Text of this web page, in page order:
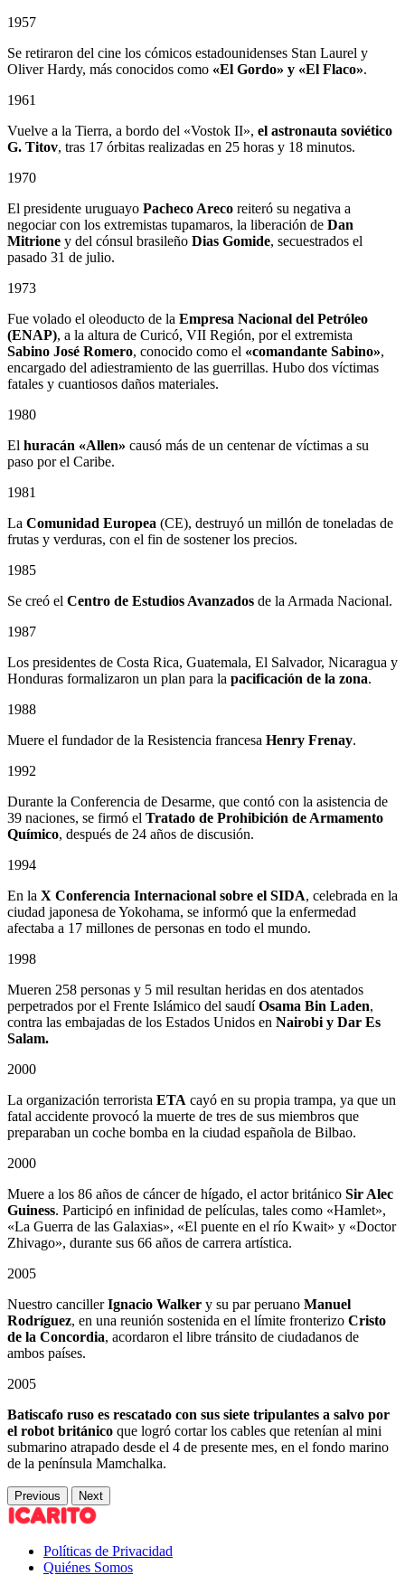
1957
Se retiraron del cine los cómicos estadounidenses Stan Laurel y
Oliver Hardy, más conocidos como «El Gordo» y «El Flaco».
1961
Vuelve a la Tierra, a bordo del «Vostok II», el astronauta soviético
G. Titov, tras 17 órbitas realizadas en 25 horas y 18 minutos.
1970
El presidente uruguayo Pacheco Areco reiteró su negativa a
negociar con los extremistas tupamaros, la liberación de Dan
Mitrione y del cónsul brasileño Dias Gomide, secuestrados el
pasado 31 de julio.
1973
Fue volado el oleoducto de la Empresa Nacional del Petróleo
(ENAP), a la altura de Curicó, VII Región, por el extremista
Sabino José Romero, conocido como el «comandante Sabino»,
encargado del adiestramiento de las guerrillas. Hubo dos víctimas
fatales y cuantiosos daños materiales.
1980
El huracán «Allen» causó más de un centenar de víctimas a su
paso por el Caribe.
1981
La Comunidad Europea (CE), destruyó un millón de toneladas de
frutas y verduras, con el fin de sostener los precios.
1985
Se creó el Centro de Estudios Avanzados de la Armada Nacional.
1987
Los presidentes de Costa Rica, Guatemala, El Salvador, Nicaragua y
Honduras formalizaron un plan para la pacificación de la zona.
1988
Muere el fundador de la Resistencia francesa Henry Frenay.
1992
Durante la Conferencia de Desarme, que contó con la asistencia de
39 naciones, se firmó el Tratado de Prohibición de Armamento
Químico, después de 24 años de discusión.
1994
En la X Conferencia Internacional sobre el SIDA, celebrada en la
ciudad japonesa de Yokohama, se informó que la enfermedad
afectaba a 17 millones de personas en todo el mundo.
1998
Mueren 258 personas y 5 mil resultan heridas en dos atentados
perpetrados por el Frente Islámico del saudíOsama Bin Laden,
contra las embajadas de los Estados Unidos en Nairobi y Dar Es
Salam.
2000
La organización terrorista ETA cayó en su propia trampa, ya que un
fatal accidente provocó la muerte de tres de sus miembros que
preparaban un coche bomba en la ciudad española de Bilbao.
2000
Muere a los 86 años de cáncer de hígado, el actor británico Sir Alec
Guiness. Participó en infinidad de películas, tales como «Hamlet»,
«La Guerra de las Galaxias», «El puente en el río Kwait» y «Doctor
Zhivago», durante sus 66 años de carrera artística.
2005
Nuestro cancillerIgnacio Walker y su par peruano Manuel
Rodríguez, en una reunión sostenida en el límite fronterizo Cristo
de la Concordia, acordaron el libre tránsito de ciudadanos de
ambos países.
2005
Batiscafo ruso es rescatado con sus siete tripulantes a salvo por
el robot británico que logró cortar los cables que retenían al mini
submarino atrapado desde el 4 de presente mes, en el fondo marino
de la península Mamchalka.
Previous Next
Políticas de Privacidad
Quiénes Somos